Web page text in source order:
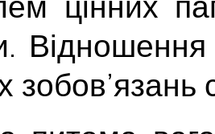
Відношення